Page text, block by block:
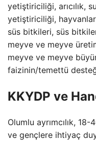
yetiştiriciliği, arıcılık,
yetiştiriciliği,
süs bitkileri, süs
meyve ve meyve
meyve ve meyve
faizinin/temettü
KKYDP ve
Olumlu ayrımcılık,
ve gençlere ihtiyaç